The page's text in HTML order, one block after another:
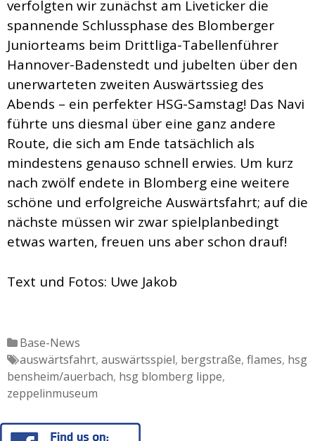
verfolgten wir zunächst am Liveticker die
spannende Schlussphase des Blomberger
Juniorteams beim Drittliga-Tabellenführer
Hannover-Badenstedt und jubelten über den
unerwarteten zweiten Auswärtssieg des
Abends – ein perfekter HSG-Samstag! Das Navi
führte uns diesmal über eine ganz andere
Route, die sich am Ende tatsächlich als
mindestens genauso schnell erwies. Um kurz
nach zwölf endete in Blomberg eine weitere
schöne und erfolgreiche Auswärtsfahrt; auf die
nächste müssen wir zwar spielplanbedingt
etwas warten, freuen uns aber schon drauf!
Text und Fotos: Uwe Jakob
Katgeorien
Base-News
Tags
auswärtsfahrt, auswärtsspiel, bergstraße, flames, hsg
bensheim/auerbach, hsg blomberg lippe,
zeppelinmuseum